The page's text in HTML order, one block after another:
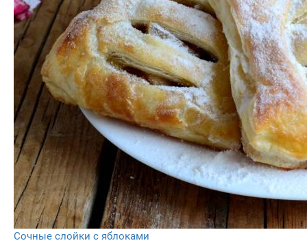
Сочные слойки с яблоками